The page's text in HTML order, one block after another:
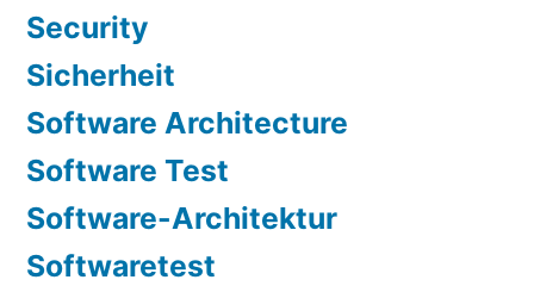
Security
Sicherheit
Software Architecture
Software Test
Software-Architektur
Softwaretest